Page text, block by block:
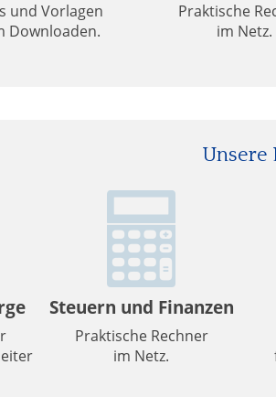
und Vorlagen
Downloaden.
Praktische
im Netz.
Unsere
Steuern und Finanzen
Praktische Rechner
im Netz.